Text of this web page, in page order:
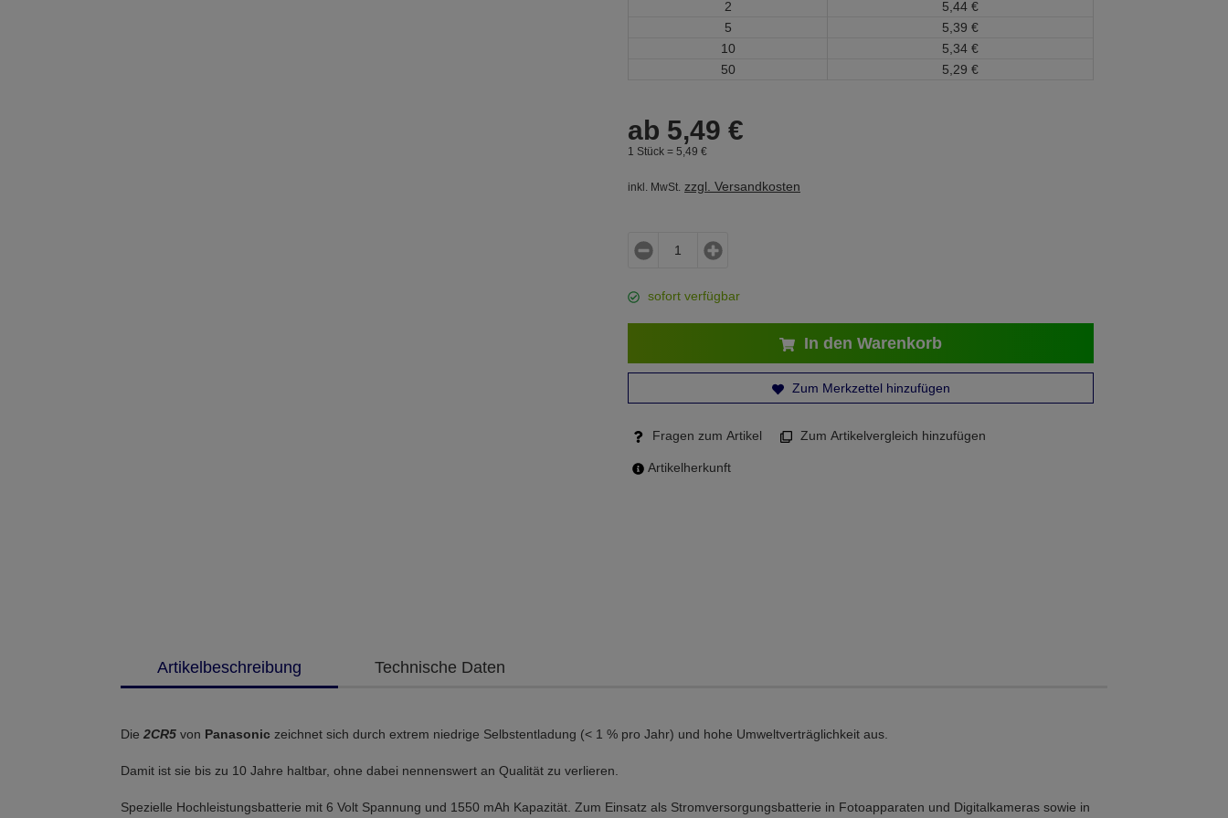
2
5, 44 €
5
5, 39 €
10
5, 34 €
50
5, 29 €
ab 5,49 €
1 Stück = 5, 49 €
inkl. MwSt. zzgl. Versandkosten
sofort verfügbar
In den Warenkorb
Zum Merkzettel hinzufügen
Fragen zum Artikel Zum Artikelvergleich hinzufügen
Artikelherkunft
Artikelbeschreibung Technische Daten
Die 2CR5 von Panasonic zeichnet sich durch extrem niedrige Selbstentladung (< 1 % pro Jahr) und hohe Umweltverträglichkeit aus.
Damit ist sie bis zu 10 Jahre haltbar, ohne dabei nennenswert an Qualität zu verlieren.
Spezielle Hochleistungsbatterie mit 6 Volt Spannung und 1550 mAh Kapazität. Zum Einsatz als Stromversorgungsbatterie in Fotoapparaten und Digitalkameras sowie in